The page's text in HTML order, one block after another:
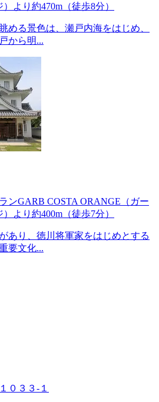
）より約470m （徒歩8分）
める景色は、瀬戸内海をはじめ、
から明...
ンGARB COSTA ORANGE（ガー
）より約400m （徒歩7分）
あり、徳川将軍家をはじめとする
要文化...
０３３-１